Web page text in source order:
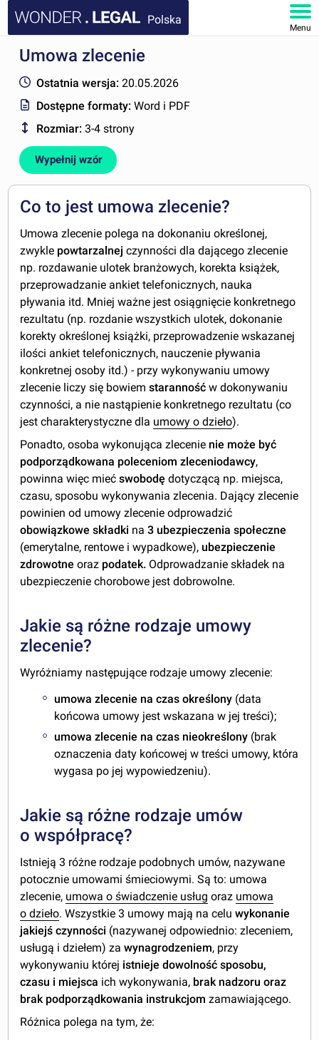
Polska
Menu
STRONA GŁÓWNA
DOKUMENTY
FAQ
MOJE KONTO
Umowa zlecenie
Ostatnia wersja: 20.05.2026
Dostępne formaty:Word i PDF
Rozmiar: 3-4 strony
Wypełnij wzór
Co to jest umowa zlecenie?
Umowa zlecenie polega na dokonaniu określonej,
zwykle powtarzalnej czynności dla dającego zlecenie
np. rozdawanie ulotek branżowych, korekta książek,
przeprowadzanie ankiet telefonicznych, nauka
pływania itd. Mniej ważne jest osiągnięcie konkretnego
rezultatu (np. rozdanie wszystkich ulotek, dokonanie
korekty określonej książki, przeprowadzenie wskazanej
ilości ankiet telefonicznych, nauczenie pływania
konkretnej osoby itd.) - przy wykonywaniu umowy
zlecenie liczy się bowiemstaranność w dokonywaniu
czynności, a nie nastąpienie konkretnego rezultatu (co
jest charakterystyczne dla umowy o dzieło).
Ponadto, osoba wykonująca zlecenie nie może być
podporządkowana poleceniom zleceniodawcy,
powinna więc miećswobodę dotyczącą np. miejsca,
czasu, sposobu wykonywania zlecenia. Dający zlecenie
powinien od umowy zlecenie odprowadzić
obowiązkowe składki na3 ubezpieczenia społeczne
(emerytalne, rentowe i wypadkowe), ubezpieczenie
zdrowotne oraz podatek. Odprowadzanie składek na
ubezpieczenie chorobowe jest dobrowolne.
Jakie są różne rodzaje umowy
zlecenie?
Wyróżniamy następujące rodzaje umowy zlecenie:
umowa zlecenie na czas określony (data
końcowa umowy jest wskazana w jej treści);
umowa zlecenie na czas nieokreślony (brak
oznaczenia daty końcowej w treści umowy, która
wygasa po jej wypowiedzeniu).
Jakie są różne rodzaje umów
o współpracę?
Istnieją 3 różne rodzaje podobnych umów, nazywane
potocznie umowami śmieciowymi. Są to: umowa
zlecenie, umowa o świadczenie usług oraz umowa
o dzieło. Wszystkie 3 umowy mają na celuwykonanie
jakiejś czynności (nazywanej odpowiednio: zleceniem,
usługą i dziełem) zawynagrodzeniem, przy
wykonywaniu której istnieje dowolność sposobu,
czasu i miejsca ich wykonywania, brak nadzoru oraz
brak podporządkowania instrukcjomzamawiającego.
Różnica polega na tym, że: